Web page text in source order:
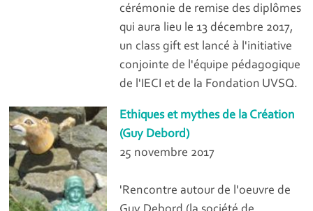
cérémonie de remise des diplômes
qui aura lieu le 13 décembre 2017,
un class gift est lancé à l'initiative
conjointe de l'équipe pédagogique
de l'IECI et de la Fondation UVSQ.
Ethiques et mythes de la Création
(Guy Debord)
25 novembre 2017
'Rencontre autour de l'oeuvre de